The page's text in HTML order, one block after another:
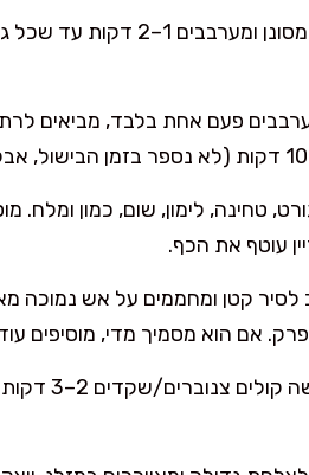
מוסיפים את האורז
טחינה, לימון, שום, כמון
עוטף את הכף.
אם הוא מסמיך מדי, מוסיפים
במחבת